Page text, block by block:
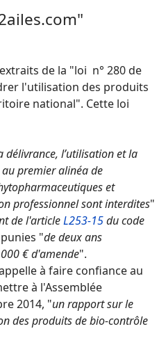
de la "loi n° 280 de
l'utilisation des produits
national". Cette loi
délivrance, l’utilisation et la
premier alinéa de
et
professionnel sont interdites"
de l'articleL253-15du code
"de deux ans
€ d'amende".
à faire confiance au
à l'Assemblée
2014, "un rapport sur le
des produits de bio-contrôle